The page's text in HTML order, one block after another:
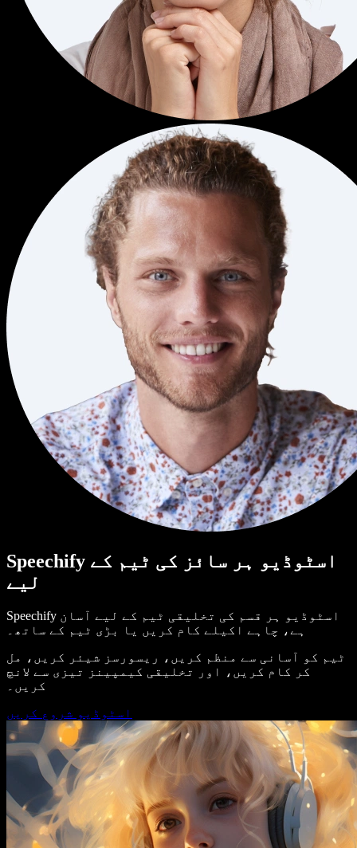
Speechify اسٹوڈیو ہر سائز کی ٹیم کے
لیے
Speechify اسٹوڈیو ہر قسم کی تخلیقی ٹیم کے لیے آسان
ہے، چاہے اکیلے کام کریں یا بڑی ٹیم کے ساتھ۔
ٹیم کو آسانی سے منظم کریں، ریسورسز شیئر کریں، مل
کر کام کریں، اور تخلیقی کیمپینز تیزی سے لانچ
کریں۔
اسٹوڈیو شروع کریں